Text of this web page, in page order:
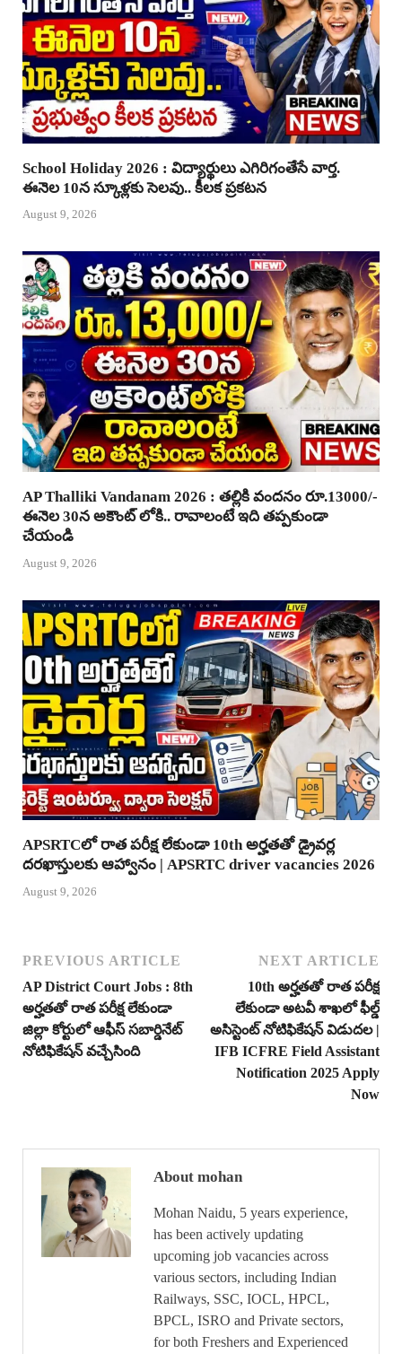
School Holiday 2026 : విద్యార్థులు ఎగిరిగంతేసే వార్త.
ఈనెల 10న స్కూళ్లకు సెలవు.. కీలక ప్రకటన
August 9, 2026
AP Thalliki Vandanam 2026 : తల్లికి వందనం రూ.13000/-
ఈనెల 30న అకౌంట్ లోకి.. రావాలంటే ఇది తప్పకుండా
చేయండి
August 9, 2026
APSRTCలో రాత పరీక్ష లేకుండా 10th అర్హతతో డ్రైవర్ల
దరఖాస్తులకు ఆహ్వానం | APSRTC driver vacancies 2026
August 9, 2026
PREVIOUS ARTICLE
AP District Court Jobs : 8th
అర్హతతో రాత పరీక్ష లేకుండా
జిల్లా కోర్టులో ఆఫీస్ సబార్డినేట్
నోటిఫికేషన్ వచ్చేసింది
NEXT ARTICLE
10th అర్హతతో రాత పరీక్ష
లేకుండా అటవీ శాఖలో ఫీల్డ్
అసిస్టెంట్ నోటిఫికేషన్ విడుదల |
IFB ICFRE Field Assistant
Notification 2025 Apply
Now
About mohan
Mohan Naidu, 5 years experience,
has been actively updating
upcoming job vacancies across
various sectors, including Indian
Railways, SSC, IOCL, HPCL,
BPCL, ISRO and Private sectors,
for both Freshers and Experienced